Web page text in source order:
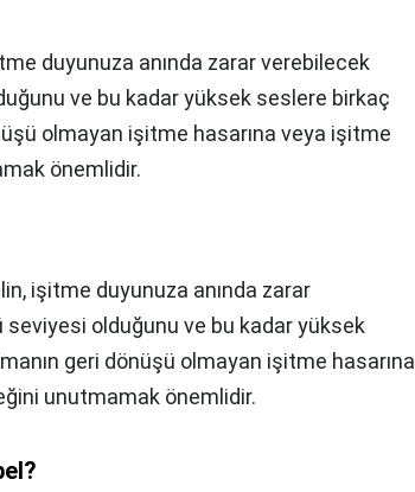
duyunuza anında zarar verebilecek
ve bu kadar yüksek seslere birkaç
olmayan işitme hasarına veya işitme
önemlidir.
işitme duyunuza anında zarar
olduğunu ve bu kadar yüksek
geri dönüşü olmayan işitme hasarına
unutmamak önemlidir.